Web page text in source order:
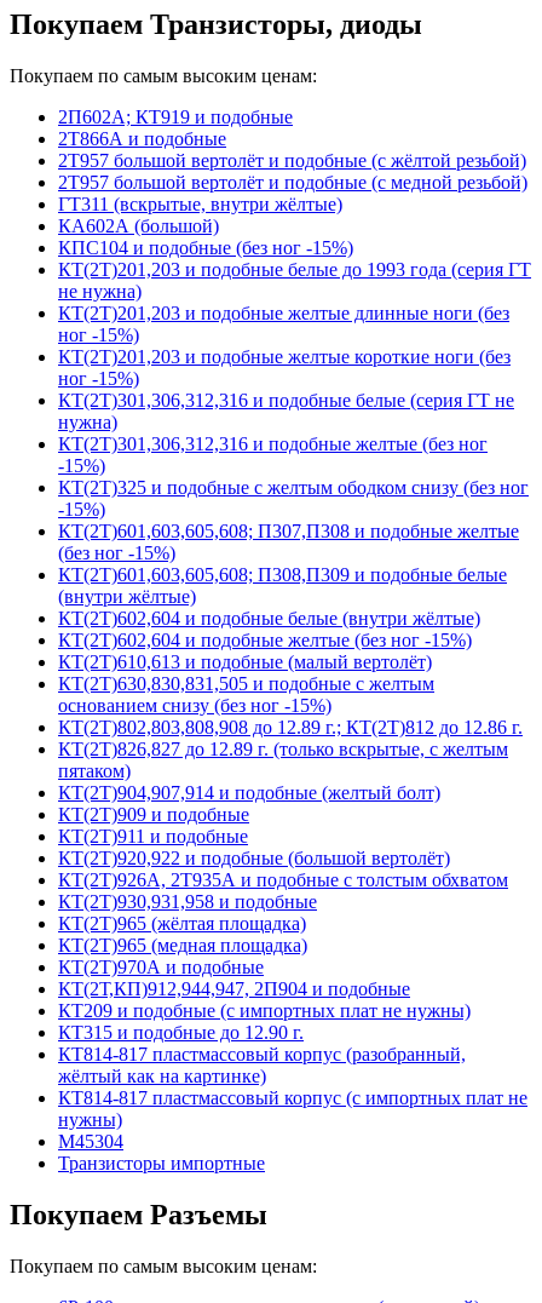
Покупаем Транзисторы, диоды
Покупаем по самым высоким ценам:
2П602А; КТ919 и подобные
2Т866А и подобные
2Т957 большой вертолёт и подобные (с жёлтой резьбой)
2Т957 большой вертолёт и подобные (с медной резьбой)
ГТ311 (вскрытые, внутри жёлтые)
КА602А (большой)
КПС104 и подобные (без ног -15%)
КТ(2Т)201,203 и подобные белые до 1993 года (серия ГТ
не нужна)
КТ(2Т)201,203 и подобные желтые длинные ноги (без
ног -15%)
КТ(2Т)201,203 и подобные желтые короткие ноги (без
ног -15%)
КТ(2Т)301,306,312,316 и подобные белые (серия ГТ не
нужна)
КТ(2Т)301,306,312,316 и подобные желтые (без ног
-15%)
КТ(2Т)325 и подобные с желтым ободком снизу (без ног
-15%)
КТ(2Т)601,603,605,608; П307,П308 и подобные желтые
(без ног -15%)
КТ(2Т)601,603,605,608; П308,П309 и подобные белые
(внутри жёлтые)
КТ(2Т)602,604 и подобные белые (внутри жёлтые)
КТ(2Т)602,604 и подобные желтые (без ног -15%)
КТ(2Т)610,613 и подобные (малый вертолёт)
КТ(2Т)630,830,831,505 и подобные с желтым
основанием снизу (без ног -15%)
КТ(2Т)802,803,808,908 до 12.89 г.; КТ(2Т)812 до 12.86 г.
КТ(2Т)826,827 до 12.89 г. (только вскрытые, с желтым
пятаком)
КТ(2Т)904,907,914 и подобные (желтый болт)
КТ(2Т)909 и подобные
КТ(2Т)911 и подобные
КТ(2Т)920,922 и подобные (большой вертолёт)
КТ(2Т)926А, 2Т935А и подобные с толстым обхватом
КТ(2Т)930,931,958 и подобные
КТ(2Т)965 (жёлтая площадка)
КТ(2Т)965 (медная площадка)
КТ(2Т)970А и подобные
КТ(2Т,КП)912,944,947, 2П904 и подобные
КТ209 и подобные (с импортных плат не нужны)
КТ315 и подобные до 12.90 г.
КТ814-817 пластмассовый корпус (разобранный,
жёлтый как на картинке)
КТ814-817 пластмассовый корпус (с импортных плат не
нужны)
М45304
Транзисторы импортные
Покупаем Разъемы
Покупаем по самым высоким ценам: